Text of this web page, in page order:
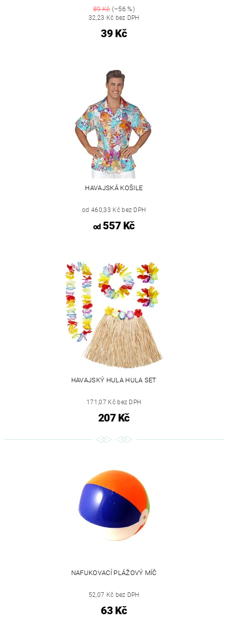
89 Kč(–56 %)
32,23 Kč bez DPH
39 Kč
HAVAJSKÁ KOŠILE
od 460,33 Kč bez DPH
od557 Kč
HAVAJSKÝ HULA HULA SET
171,07 Kč bez DPH
207 Kč
NAFUKOVACÍ PLÁŽOVÝ MÍČ
52,07 Kč bez DPH
63 Kč